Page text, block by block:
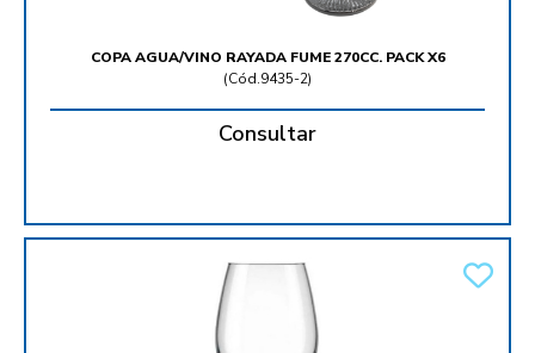
COPA AGUA/VINO RAYADA FUME 270CC. PACK X6
(Cód.9435-2)
Consultar